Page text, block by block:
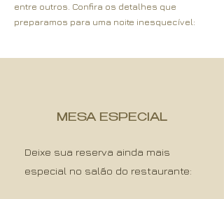
entre outros. Confira os detalhes que
preparamos para uma noite inesquecível:
MESA ESPECIAL
Deixe sua reserva ainda mais
especial no salão do restaurante: